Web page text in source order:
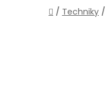
Domů
/ Techniky /